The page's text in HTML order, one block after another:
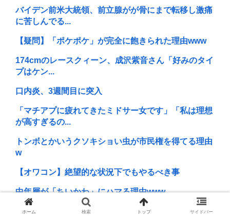
バイデン前米大統領、前立腺がが骨にまで転移し激痛
に苦しんでる...
【疑問】「ポケポケ」が完全に飽きられた理由www
174cmのレースクィーン、成沢紫音さん「好みのタイ
プはケン...
口内炎、3週間目に突入
「マチアプに疲れてきたミドサー女です」「私は理想
が高すぎるの...
トンボとかいうクソキショい虫が市民権を得てる理由
w
【オワコン】絶望的な状況下でもやるべき事
中年層が「ちいかわ」にハマる理由www
令和の貝殻ビキニ、下品すぎる
ホーム 検索 トップ サイドバー